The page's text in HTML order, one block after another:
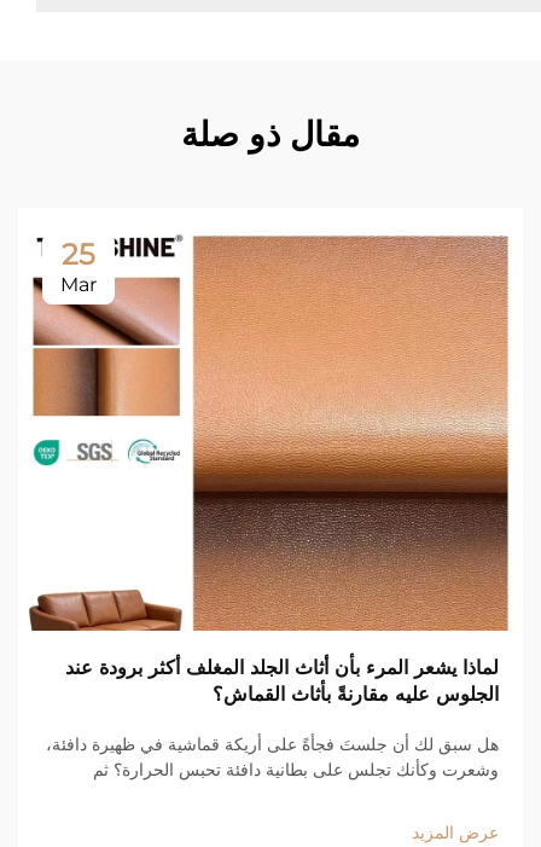
مقال ذو صلة
25
Mar
لماذا يشعر المرء بأن أثاث الجلد المغلف أكثر برودة عند
الجلوس عليه مقارنةً بأثاث القماش؟
هل سبق لك أن جلستَ فجأةً على أريكة قماشية في ظهيرة دافئة،
وشعرت وكأنك تجلس على بطانية دافئة تحبس الحرارة؟ ثم
سببٌ لذلك، وهو...
عرض المزيد